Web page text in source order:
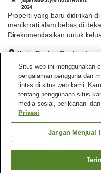
Properti yang baru didirikan
menikmati alam bebas di
Direkomendasikan untuk
Kota Osaka, Osaka,
Lihat di peta
Hebat Ulasan:175
Fasilitas properti
Tempat parkir
Mesin penjual otomatis
Situs web ini menggunakan
pengalaman pengguna dan
lintas di situs web kami.
tentang penggunaan situs
media sosial, periklanan,
Privasi
Jangan Menjual